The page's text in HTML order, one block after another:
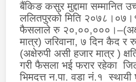
बैंकिङ कसुर मुद्दामा सम्मानित
ललितपुरको मिति
फैसलाले रु २०,००,
मात्र) जरिवाना, ७ दिन कैद र
(अक्षेरुपी असी हजार मात्र )
गरी फैसला भई फरार रहेका
भिमदत्त न.पा. वडा नं.१ स्थायी